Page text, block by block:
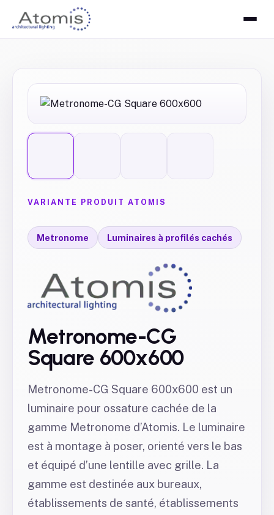
VARIANTE PRODUIT ATOMIS
Metronome Luminaires à profilés cachés
Metronome-CG
Square 600x600
Metronome-CG Square 600x600 est un
luminaire pour ossature cachée de la
gamme Metronome d’Atomis. Le luminaire
est à montage à poser, orienté vers le bas
et équipé d’une lentille avec grille. La
gamme est destinée aux bureaux,
établissements de santé, établissements